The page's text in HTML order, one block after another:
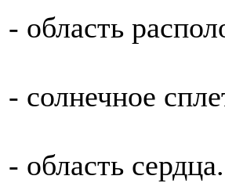
- область
- солнечное
- область сердца.